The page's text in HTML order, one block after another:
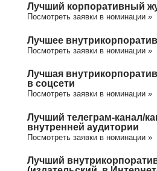
Лучший корпоративный
Посмотреть заявки в номинации »
Лучшее
Посмотреть заявки в номинации »
Лучшая
в соцсети
Посмотреть заявки в номинации »
Лучший телеграм-канал/
внутренней аудитории
Посмотреть заявки в номинации »
Лучший